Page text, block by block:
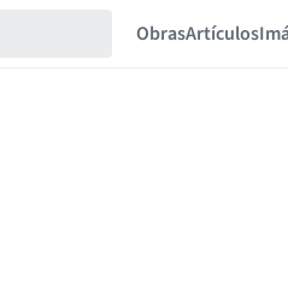
ObrasArtículos